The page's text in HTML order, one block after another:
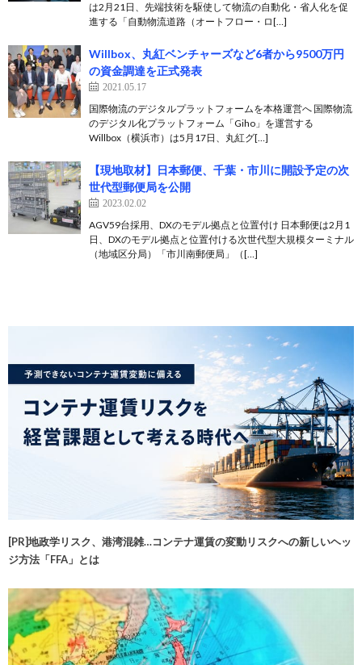
は2月21日、先端技術を駆使して物流の自動化・省人化を促
進する「自動物流道路（オートフロー・ロ[…]
Willbox、丸紅ベンチャーズなど6者から9500万円
の資金調達を正式発表
2021.05.17
国際物流のデジタルプラットフォームを本格運営へ 国際物流
のデジタル化プラットフォーム「Giho」を運営する
Willbox（横浜市）は5月17日、丸紅グ[…]
【現地取材】日本郵便、千葉・市川に開設予定の次
世代型郵便局を公開
2023.02.02
AGV59台採用、DXのモデル拠点と位置付け 日本郵便は2月1
日、DXのモデル拠点と位置付ける次世代型大規模ターミナル
（地域区分局）「市川南郵便局」（[…]
[PR]地政学リスク、港湾混雑…コンテナ運賃の変動リスクへの新しいヘッ
ジ方法「FFA」とは